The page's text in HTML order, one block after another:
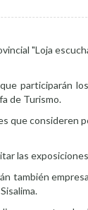
"Loja
participarán
de Turismo.
que consideren
las
también